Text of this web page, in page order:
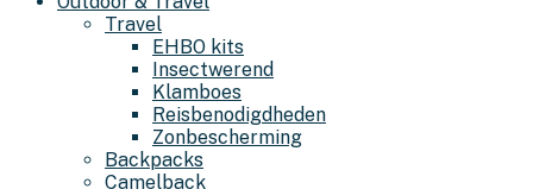
Travel
EHBO kits
Insectwerend
Klamboes
Reisbenodigdheden
Zonbescherming
Backpacks
Camelback